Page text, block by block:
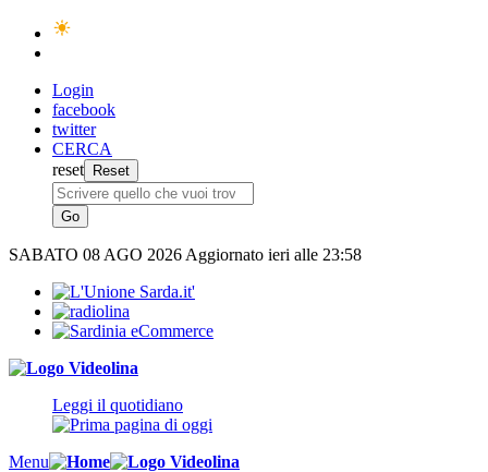
Login
facebook
twitter
CERCA
reset
SABATO 08 AGO 2026 Aggiornato ieri alle 23:58
Leggi il quotidiano
Menu